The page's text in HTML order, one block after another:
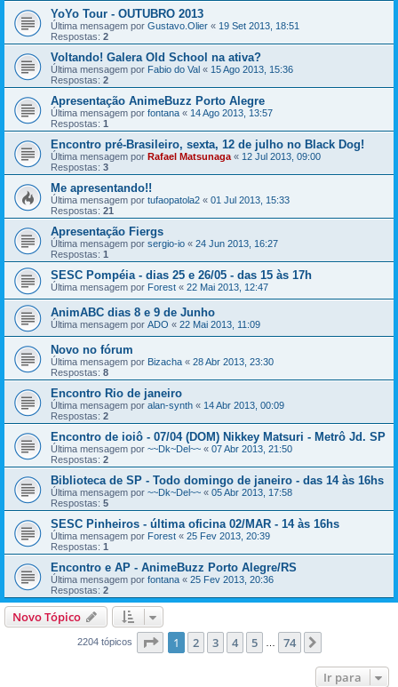
YoYo Tour - OUTUBRO 2013
Última mensagem por Gustavo.Olier « 19 Set 2013, 18:51
Respostas: 2
Voltando! Galera Old School na ativa?
Última mensagem por Fabio do Val « 15 Ago 2013, 15:36
Respostas: 2
Apresentação AnimeBuzz Porto Alegre
Última mensagem por fontana « 14 Ago 2013, 13:57
Respostas: 1
Encontro pré-Brasileiro, sexta, 12 de julho no Black Dog!
Última mensagem por Rafael Matsunaga « 12 Jul 2013, 09:00
Respostas: 3
Me apresentando!!
Última mensagem por tufaopatola2 « 01 Jul 2013, 15:33
Respostas: 21
Apresentação Fiergs
Última mensagem por sergio-io « 24 Jun 2013, 16:27
Respostas: 1
SESC Pompéia - dias 25 e 26/05 - das 15 às 17h
Última mensagem por Forest « 22 Mai 2013, 12:47
AnimABC dias 8 e 9 de Junho
Última mensagem por ADO « 22 Mai 2013, 11:09
Novo no fórum
Última mensagem por Bizacha « 28 Abr 2013, 23:30
Respostas: 8
Encontro Rio de janeiro
Última mensagem por alan-synth « 14 Abr 2013, 00:09
Respostas: 2
Encontro de ioiô - 07/04 (DOM) Nikkey Matsuri - Metrô Jd. SP
Última mensagem por ~~Dk~Del~~ « 07 Abr 2013, 21:50
Respostas: 2
Biblioteca de SP - Todo domingo de janeiro - das 14 às 16hs
Última mensagem por ~~Dk~Del~~ « 05 Abr 2013, 17:58
Respostas: 5
SESC Pinheiros - última oficina 02/MAR - 14 às 16hs
Última mensagem por Forest « 25 Fev 2013, 20:39
Respostas: 1
Encontro e AP - AnimeBuzz Porto Alegre/RS
Última mensagem por fontana « 25 Fev 2013, 20:36
Respostas: 2
Novo Tópico
2204 tópicos Página de 74
1 2 3 4 5 74
Ir para